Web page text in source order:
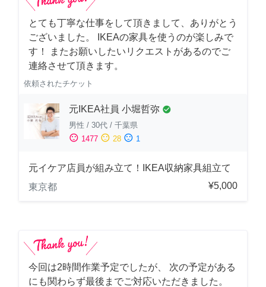
とても丁寧な仕事をして頂きまして、ありがとう
ございました。 IKEAの家具を使うのが楽しみで
す！ またお願いしたいリクエストがあるのでご
連絡させて頂きます。
依頼されたチケット
元IKEA社員 小堀哲弥 check_circle
男性 / 30代 / 千葉県
sentiment_satisfied 1477 sentiment_neutral 28 sentiment_dissatisfied 1
元イケア店員が組み立て！IKEA収納家具組立て
東京都
¥5,000
今回は2時間作業予定でしたが、 次の予定がある
にも関わらず最後までご対応いただきました。